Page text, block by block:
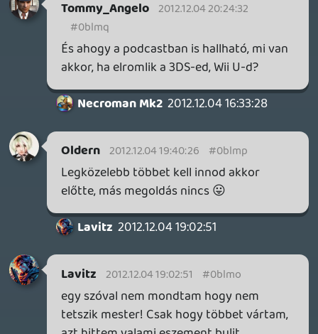
Lavitz 2012.12.04 17:21:24
mcmacko 2012.12.04 17:56:39 #0blmk
Lavitz bátyám, nem kell neked itt minket
olvasni, hallgatni, ha állandó jelleggel csak
a nemtetszésednek adsz hangot ekkora
TUFA módjára!
Megkaptuk a Wii U-t, nem is egyszerre
érkeztünk meg aznap este a podcast
addig el sem akartuk kezdeni a felvételt,
ugyanakkor nem hagytuk a dobozban a
gépet két/három órára - amikor
egyébként is csak 3 napot volt nálunk.
a tévében is az élő, "spontán" műsorok
(talán a sportmeccseket leszámítva) nem
lesznek vágva/előkészítve/összepróbálva,
ja és lesz akkora infrastruktúránk, hogy
egy ilyet meg is tudjunk oldani (videóval,